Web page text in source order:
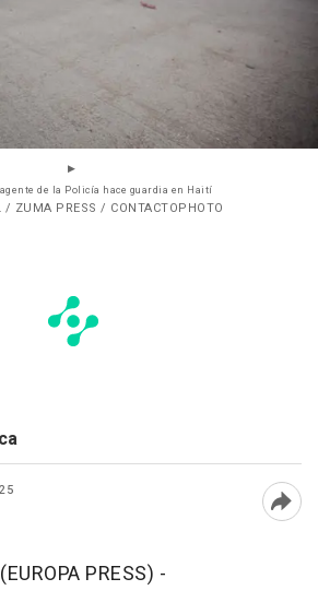
de la Policía hace guardia en Haití
/ ZUMA PRESS / CONTACTOPHOTO
PRESS) -